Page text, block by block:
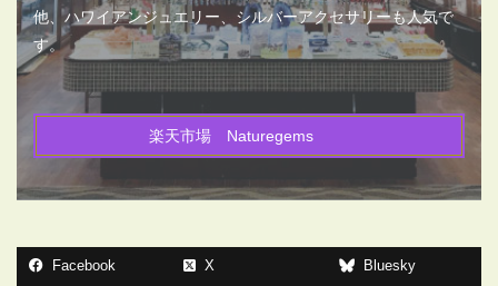
他、ハワイアンジュエリー、シルバーアクセサリーも人気で
す。
楽天市場 Naturegems
Facebook X Bluesky